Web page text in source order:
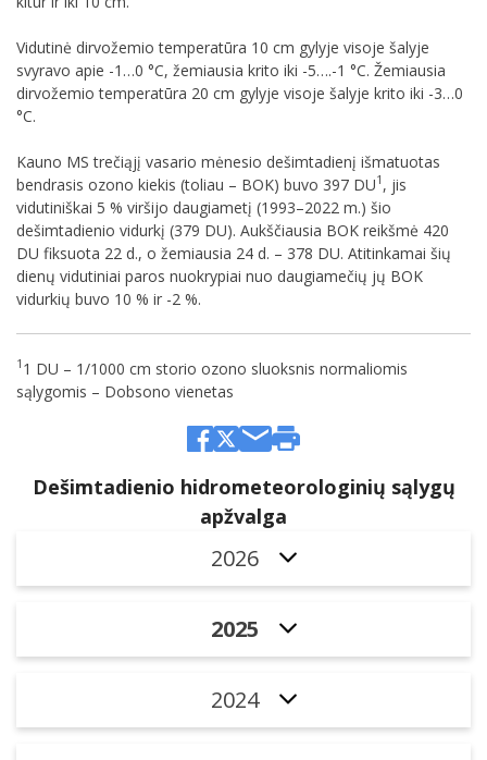
Dešimtadienio hidrometeorologinių sąlygų
apžvalga
2026
2025
2024
Vidutinė dirvožemio temperatūra 10 cm gylyje visoje šalyje
svyravo apie -1…0 °C, žemiausia krito iki -5….-1 °C. Žemiausia
dirvožemio temperatūra 20 cm gylyje visoje šalyje krito iki -3…0
°C.
Kauno MS trečiąjį vasario mėnesio dešimtadienį išmatuotas
bendrasis ozono kiekis (toliau – BOK) buvo 397 DU1 , jis
vidutiniškai 5 % viršijo daugiametį (1993–2022 m.) šio
dešimtadienio vidurkį (379 DU). Aukščiausia BOK reikšmė 420
DU fiksuota 22 d., o žemiausia 24 d. – 378 DU. Atitinkamai šių
dienų vidutiniai paros nuokrypiai nuo daugiamečių jų BOK
vidurkių buvo 10 % ir -2 %.
1 1 DU – 1/1000 cm storio ozono sluoksnis normaliomis
sąlygomis – Dobsono vienetas